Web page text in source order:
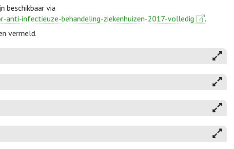
beschikbaar via
infectieuze-behandeling-ziekenhuizen-2017-volledig
.
vermeld.